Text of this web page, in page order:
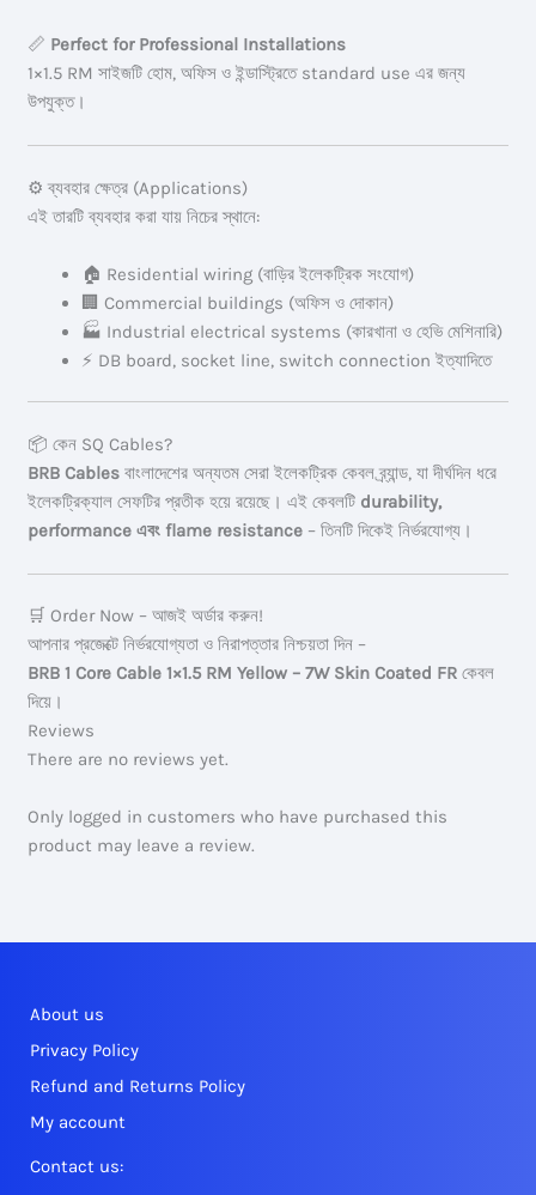
📏 Perfect for Professional Installations
1×1.5 RM সাইজটি হোম, অফিস ও ইন্ডাস্ট্রিতে standard use এর জন্য
উপযুক্ত।
⚙️ ব্যবহার ক্ষেত্র (Applications)
এই তারটি ব্যবহার করা যায় নিচের স্থানে:
🏠 Residential wiring (বাড়ির ইলেকট্রিক সংযোগ)
🏢 Commercial buildings (অফিস ও দোকান)
🏭 Industrial electrical systems (কারখানা ও হেভি মেশিনারি)
⚡ DB board, socket line, switch connection ইত্যাদিতে
📦 কেন SQ Cables?
BRB Cables বাংলাদেশের অন্যতম সেরা ইলেকট্রিক কেবল ব্র্যান্ড, যা দীর্ঘদিন ধরে
ইলেকট্রিক্যাল সেফটির প্রতীক হয়ে রয়েছে। এই কেবলটি durability,
performance এবং flame resistance – তিনটি দিকেই নির্ভরযোগ্য।
🛒 Order Now – আজই অর্ডার করুন!
আপনার প্রজেক্টে নির্ভরযোগ্যতা ও নিরাপত্তার নিশ্চয়তা দিন –
BRB 1 Core Cable 1×1.5 RM Yellow – 7W Skin Coated FR কেবল
দিয়ে।
Reviews
There are no reviews yet.
Only logged in customers who have purchased this
product may leave a review.
About us
Privacy Policy
Refund and Returns Policy
My account
Contact us: